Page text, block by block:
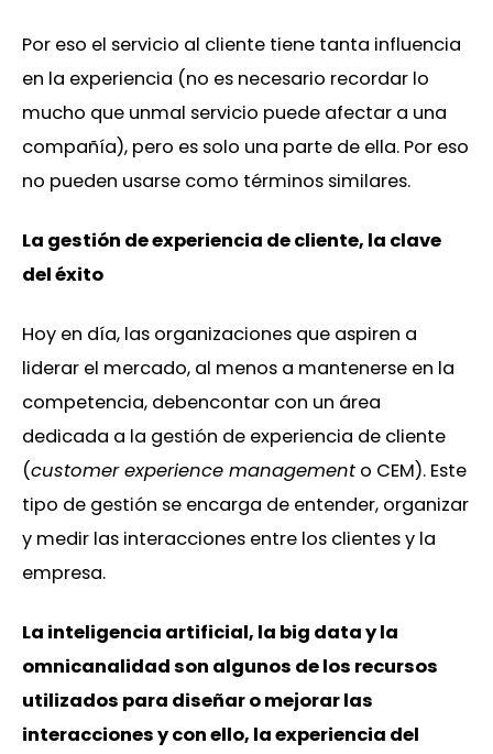
Por eso el servicio al cliente tiene tanta influencia
en la experiencia (no es necesario recordar lo
mucho que unmal servicio puede afectar a una
compañía), pero es solo una parte de ella. Por eso
no pueden usarse como términos similares.
La gestión de experiencia de cliente, la clave
del éxito
Hoy en día, las organizaciones que aspiren a
liderar el mercado, al menos a mantenerse en la
competencia, debencontar con un área
dedicada a la gestión de experiencia de cliente
(customer experience managemento CEM). Este
tipo de gestión se encarga de entender, organizar
y medir las interacciones entre los clientes y la
empresa.
La inteligencia artificial, la big data y la
omnicanalidad son algunos de los recursos
utilizados para diseñar o mejorar las
interacciones y con ello, la experiencia del